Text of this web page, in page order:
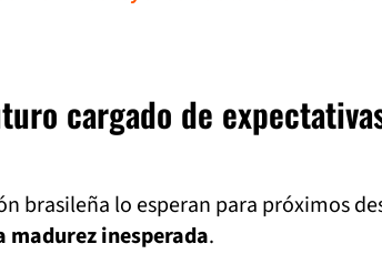
cargado de
brasileña lo esperan para próximos
madurez inesperada.